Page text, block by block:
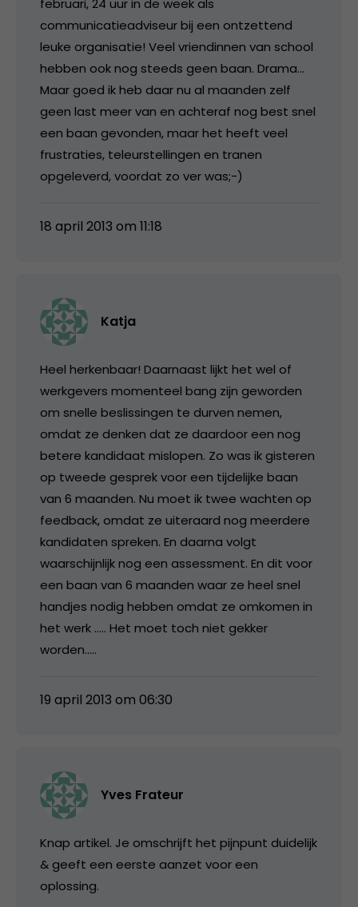
communicatieadviseur bij een ontzettend
leuke organisatie! Veel vriendinnen van school
hebben ook nog steeds geen baan. Drama…
Maar goed ik heb daar nu al maanden zelf
geen last meer van en achteraf nog best snel
een baan gevonden, maar het heeft veel
frustraties, teleurstellingen en tranen
opgeleverd, voordat zo ver was;-)
18 april 2013 om 11:18
Katja
Heel herkenbaar! Daarnaast lijkt het wel of
werkgevers momenteel bang zijn geworden
om snelle beslissingen te durven nemen,
omdat ze denken dat ze daardoor een nog
betere kandidaat mislopen. Zo was ik gisteren
op tweede gesprek voor een tijdelijke baan
van 6 maanden. Nu moet ik twee wachten op
feedback, omdat ze uiteraard nog meerdere
kandidaten spreken. En daarna volgt
waarschijnlijk nog een assessment. En dit voor
een baan van 6 maanden waar ze heel snel
handjes nodig hebben omdat ze omkomen in
het werk ….. Het moet toch niet gekker
worden…..
19 april 2013 om 06:30
Yves Frateur
Knap artikel. Je omschrijft het pijnpunt duidelijk
& geeft een eerste aanzet voor een
oplossing.